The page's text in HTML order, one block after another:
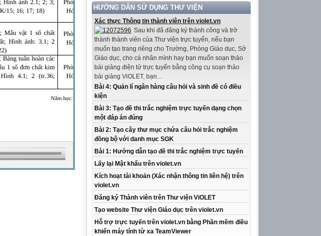
HƯỚNG DẪN SỬ DỤNG THƯ VIỆN
Xác thực Thông tin thành viên trên violet.vn
Sau khi đã đăng ký thành công và trở
thành thành viên của Thư viện trực tuyến, nếu bạn
muốn tạo trang riêng cho Trường, Phòng Giáo dục, Sở
Giáo dục, cho cá nhân mình hay bạn muốn soạn thảo
bài giảng điện tử trực tuyến bằng công cụ soạn thảo
bài giảng ViOLET, bạn...
Bài 4: Quản lí ngân hàng câu hỏi và sinh đề có điều
kiện
Bài 3: Tạo đề thi trắc nghiệm trực tuyến dạng chọn
một đáp án đúng
Bài 2: Tạo cây thư mục chứa câu hỏi trắc nghiệm
đồng bộ với danh mục SGK
Bài 1: Hướng dẫn tạo đề thi trắc nghiệm trực tuyến
Lấy lại Mật khẩu trên violet.vn
Kích hoạt tài khoản (Xác nhận thông tin liên hệ) trên
violet.vn
Đăng ký Thành viên trên Thư viện ViOLET
Tạo website Thư viện Giáo dục trên violet.vn
Hỗ trợ trực tuyến trên violet.vn bằng Phần mềm điều
khiển máy tính từ xa TeamViewer